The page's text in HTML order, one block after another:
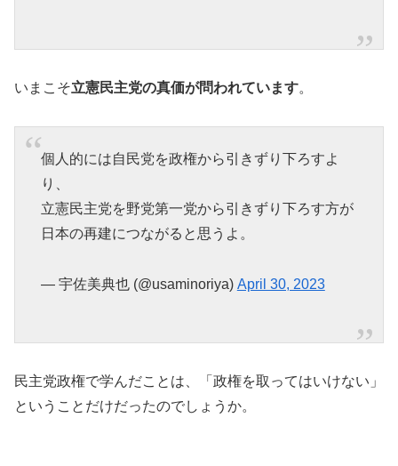
いまこそ立憲民主党の真価が問われています。
個人的には自民党を政権から引きずり下ろすよ
り、
立憲民主党を野党第一党から引きずり下ろす方が
日本の再建につながると思うよ。
— 宇佐美典也 (@usaminoriya) April 30, 2023
民主党政権で学んだことは、「政権を取ってはいけない」
ということだけだったのでしょうか。